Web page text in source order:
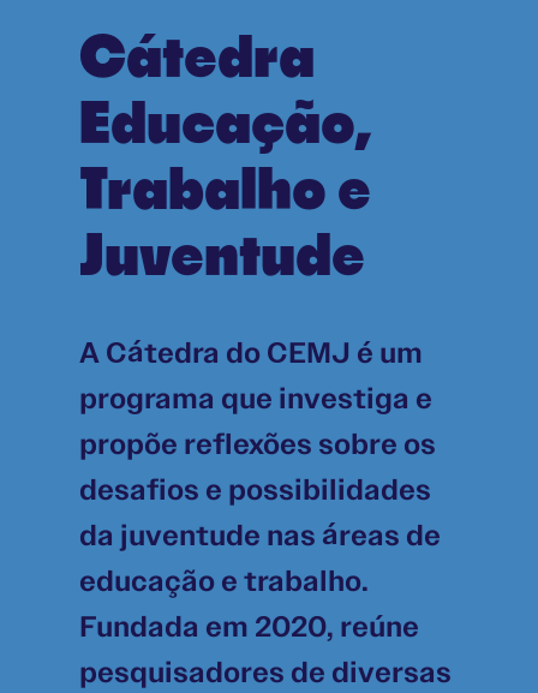
Cátedra
Educação,
Trabalho e
Juventude
A Cátedra do CEMJ é um
programa que investiga e
propõe reflexões sobre os
desafios e possibilidades
da juventude nas áreas de
educação e trabalho.
Fundada em 2020, reúne
pesquisadores de diversas